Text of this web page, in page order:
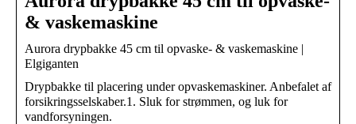
& vaskemaskine
Aurora drypbakke 45 cm til opvaske- & vaskemaskine |
Elgiganten
Drypbakke til placering under opvaskemaskiner. Anbefalet af
forsikringsselskaber.1. Sluk for strømmen, og luk for
vandforsyningen.